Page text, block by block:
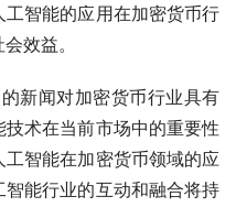
智能的应用在加密货币行
效益。
新闻对加密货币行业具有
术在当前市场中的重要性
智能在加密货币领域的应
能行业的互动和融合将持